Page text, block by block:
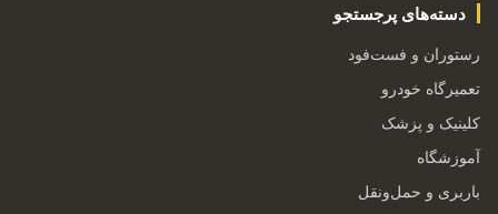
دسته‌های پرجستجو
رستوران و فست‌فود
تعمیرگاه خودرو
کلینیک و پزشک
آموزشگاه
باربری و حمل‌ونقل